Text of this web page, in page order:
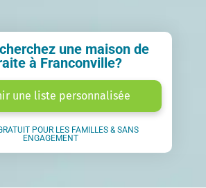
une maison de
à Franconville?
une liste personnalisée
POUR LES FAMILLES & SANS
ENGAGEMENT